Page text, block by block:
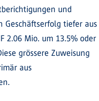
und
Geschäftserfolg tiefer aus
2.06 Mio. um 13.5% oder
grössere Zuweisung
aus